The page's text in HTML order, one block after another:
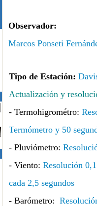
Observador:
Marcos Ponseti
Tipo de Estación:
Actualización y
- Termohigrométro:
Termómetro y 50
- Pluviómetro:
- Viento: Resolución
cada 2,5 segundos
- Barómetro: